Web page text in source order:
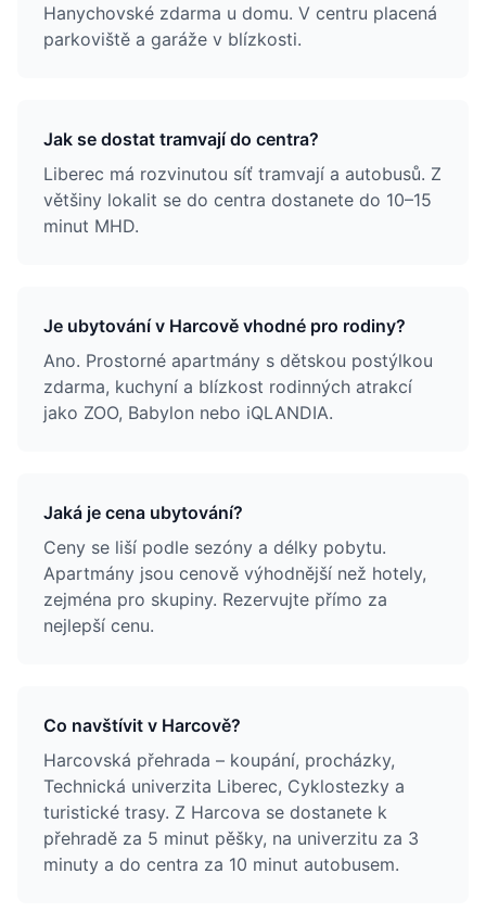
Hanychovské zdarma u domu. V centru placená
parkoviště a garáže v blízkosti.
Jak se dostat tramvají do centra?
Liberec má rozvinutou síť tramvají a autobusů. Z
většiny lokalit se do centra dostanete do 10–15
minut MHD.
Je ubytování v Harcově vhodné pro rodiny?
Ano. Prostorné apartmány s dětskou postýlkou
zdarma, kuchyní a blízkost rodinných atrakcí
jako ZOO, Babylon nebo iQLANDIA.
Jaká je cena ubytování?
Ceny se liší podle sezóny a délky pobytu.
Apartmány jsou cenově výhodnější než hotely,
zejména pro skupiny. Rezervujte přímo za
nejlepší cenu.
Co navštívit v Harcově?
Harcovská přehrada – koupání, procházky,
Technická univerzita Liberec, Cyklostezky a
turistické trasy. Z Harcova se dostanete k
přehradě za 5 minut pěšky, na univerzitu za 3
minuty a do centra za 10 minut autobusem.